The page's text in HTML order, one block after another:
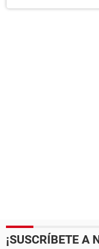
¡SUSCRÍBETE A